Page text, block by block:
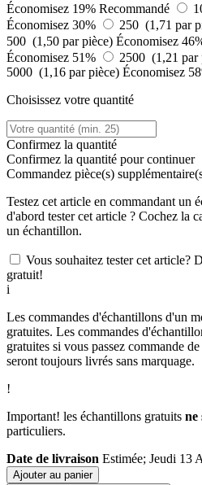
Économisez 19% Recommandé
Économisez 30%
250 (1,71 par
500 (1,50 par pièce) Économisez
Économisez 51%
2500 (1,21 par
5000 (1,16 par pièce) Économisez
Choisissez votre quantité
Confirmez la quantité
Confirmez la quantité pour continuer
Commandez pièce(s)
Testez cet article en commandant un
d'abord tester cet article ? Cochez la
un échantillon.
Vous souhaitez tester cet article?
gratuit!
i
Les commandes d'échantillons d'un
gratuites. Les commandes
gratuites si vous passez commande
seront toujours livrés sans marquage.
!
Important! les échantillons gratuits ne
particuliers.
Date de livraison Estimée; Jeudi 13
Ajouter au panier